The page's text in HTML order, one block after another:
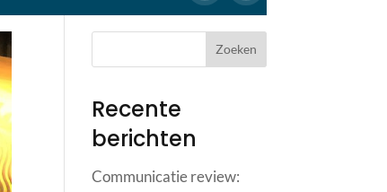
Recente
berichten
Communicatie review: